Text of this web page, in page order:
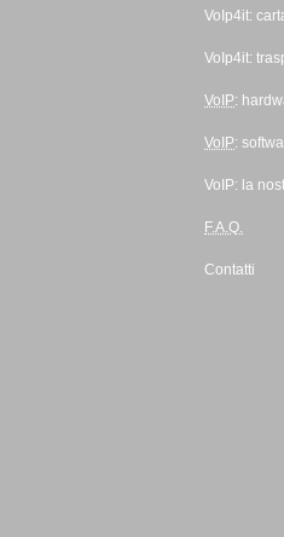
VoIp4it:
VoIp4it:
VoIP:
VoIP:
VoIP: la
F.A.Q.
Contatti